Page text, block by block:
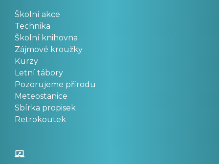
Školní akce
Technika
Školní knihovna
Zájmové kroužky
Kurzy
Letní tábory
Pozorujeme přírodu
Meteostanice
Sbírka propisek
Retrokoutek